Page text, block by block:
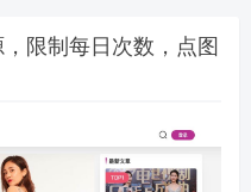
限制每日次数，点图